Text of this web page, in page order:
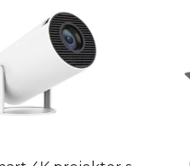
nebo elektricky